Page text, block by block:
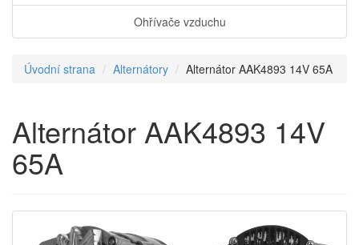
Ohřívače vzduchu
Úvodní strana Alternátory Alternátor AAK4893 14V 65A
Alternátor AAK4893 14V
65A